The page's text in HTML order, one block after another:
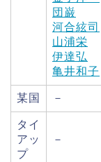
団巌
河合絃司
山浦栄
伊達弘
亀井和子
某国 －
タイ
アッ
プ
－